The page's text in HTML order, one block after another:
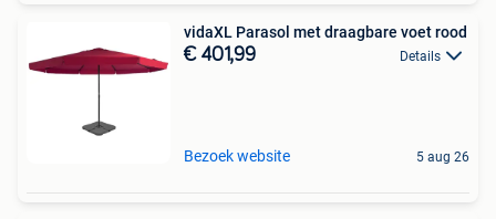
vidaXL Parasol met draagbare voet rood
€ 401,99 Details
Bezoek website 5 aug 26